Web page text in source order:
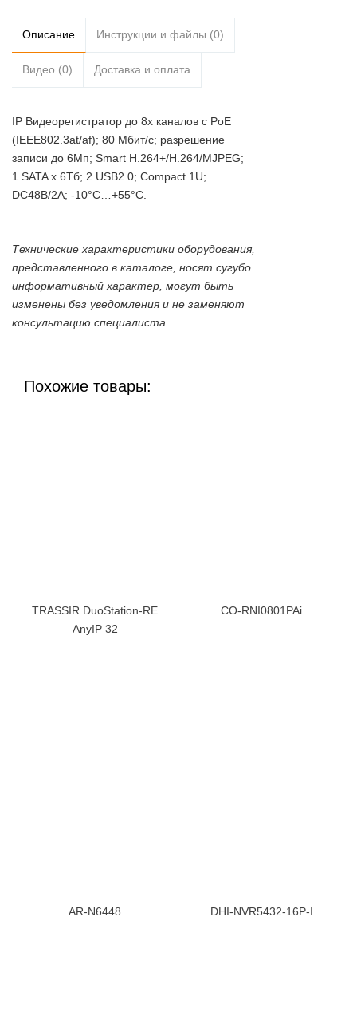
Описание Инструкции и файлы (0)
Видео (0) Доставка и оплата
IP Видеорегистратор до 8х каналов с PoE
(IEEE802.3at/af); 80 Мбит/с; разрешение
записи до 6Мп; Smart H.264+/H.264/MJPEG;
1 SATA х 6Тб; 2 USB2.0; Compact 1U;
DC48В/2A; -10°C…+55°C.
Технические характеристики оборудования,
представленного в каталоге, носят сугубо
информативный характер, могут быть
изменены без уведомления и не заменяют
консультацию специалиста.
Похожие товары:
TRASSIR DuoStation-RE
AnyIP 32
CO-RNI0801PAi
AR-N6448 DHI-NVR5432-16P-I